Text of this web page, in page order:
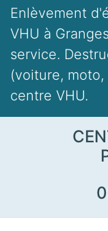
Enlèvement
VHU à
service.
(voiture,
centre VHU.